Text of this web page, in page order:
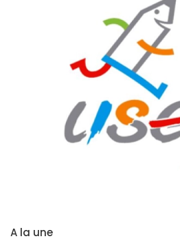
A la une